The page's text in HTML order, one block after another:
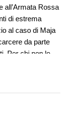
all’Armata Rossa
di estrema
al caso di Maja
da parte
Per chi non lo
certe, di
podcast per